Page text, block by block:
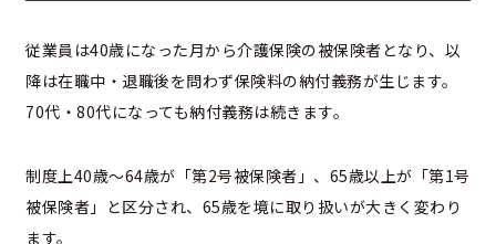
従業員は40歳になった月から介護保険の被保険者となり、以
降は在職中・退職後を問わず保険料の納付義務が生じます。
70代・80代になっても納付義務は続きます。
制度上40歳〜64歳が「第2号被保険者」、65歳以上が「第1号
被保険者」と区分され、65歳を境に取り扱いが大きく変わり
ます。